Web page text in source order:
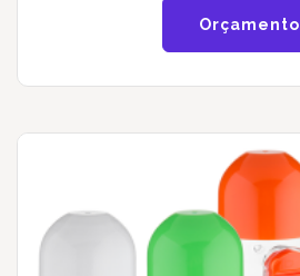
Orçamento